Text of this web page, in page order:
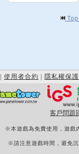
| 使用者合約 | 隱私權保護
客戶問題
※本遊戲為免費使用，遊戲
※請注意遊戲時間，避免